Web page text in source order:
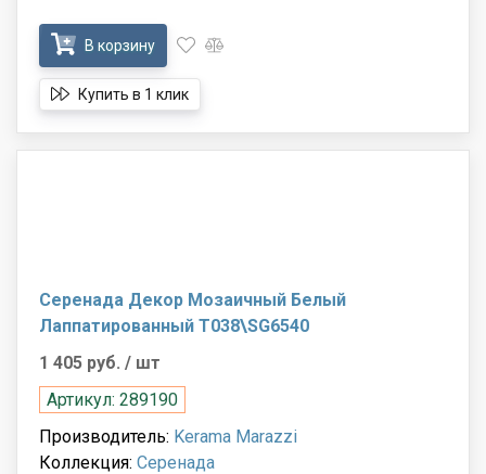
В корзину
Купить в 1 клик
Серенада Декор Мозаичный Белый
Лаппатированный T038\SG6540
1 405 руб. / шт
Артикул: 289190
Производитель: Kerama Marazzi
Коллекция: Серенада